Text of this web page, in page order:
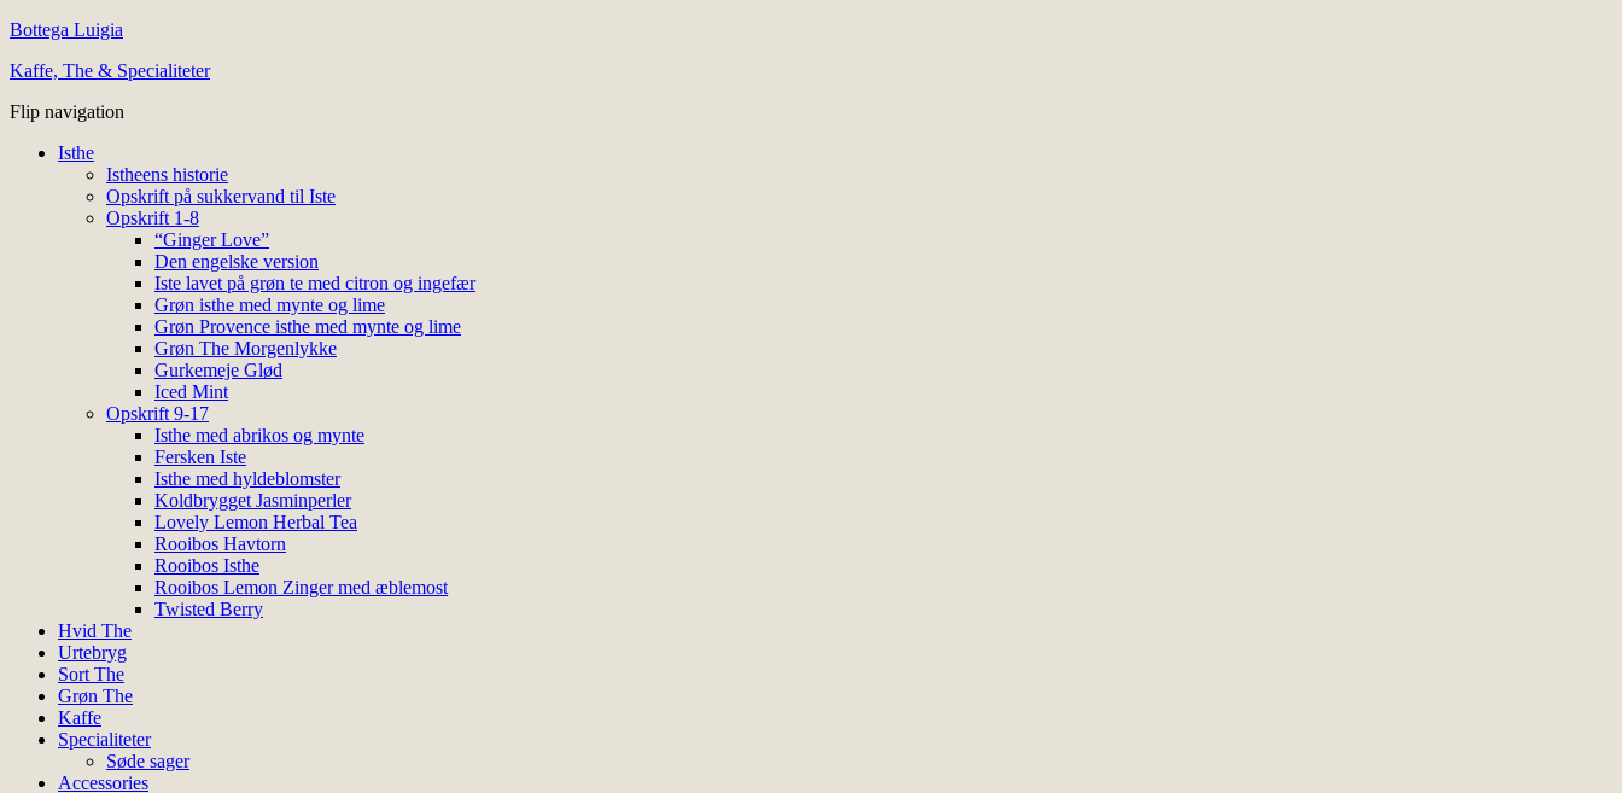
Bottega Luigia
Kaffe, The & Specialiteter
Flip navigation
Isthe
Istheens historie
Opskrift på sukkervand til Iste
Opskrift 1-8
“Ginger Love”
Den engelske version
Iste lavet på grøn te med citron og ingefær
Grøn isthe med mynte og lime
Grøn Provence isthe med mynte og lime
Grøn The Morgenlykke
Gurkemeje Glød
Iced Mint
Opskrift 9-17
Isthe med abrikos og mynte
Fersken Iste
Isthe med hyldeblomster
Koldbrygget Jasminperler
Lovely Lemon Herbal Tea
Rooibos Havtorn
Rooibos Isthe
Rooibos Lemon Zinger med æblemost
Twisted Berry
Hvid The
Urtebryg
Sort The
Grøn The
Kaffe
Specialiteter
Søde sager
Accessories